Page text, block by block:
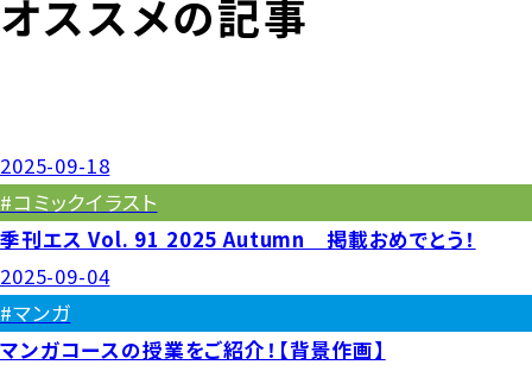
オススメの記事
2025-09-18
#コミックイラスト
季刊エス Vol. 91 2025 Autumn 掲載おめでとう！
2025-09-04
#マンガ
マンガコースの授業をご紹介！【背景作画】